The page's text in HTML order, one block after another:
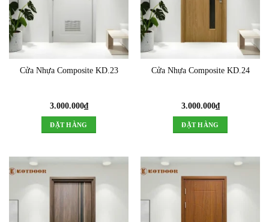
Cửa Nhựa Composite KD.23
3.000.000₫
ĐẶT HÀNG
Cửa Nhựa Composite KD.24
3.000.000₫
ĐẶT HÀNG